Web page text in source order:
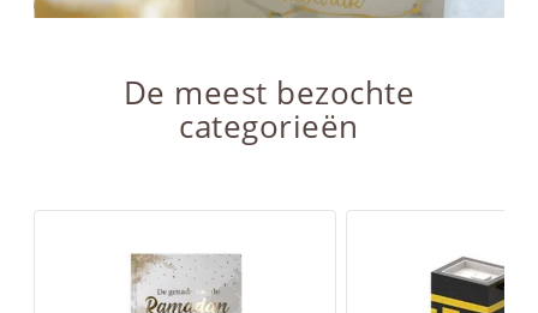
De meest bezochte
categorieën